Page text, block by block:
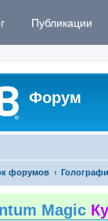
Публикации
Форум
форумов
Magic